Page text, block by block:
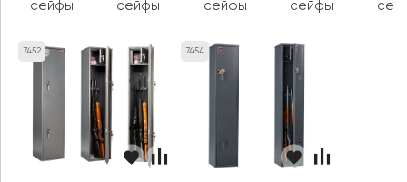
7452 7454
сейфы
сейфы
сейфы
сейфы